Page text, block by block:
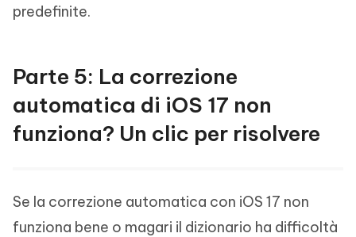
predefinite.
Parte 5: La correzione
automatica di iOS 17 non
funziona? Un clic per risolvere
Se la correzione automatica con iOS 17 non
funziona bene o magari il dizionario ha difficoltà